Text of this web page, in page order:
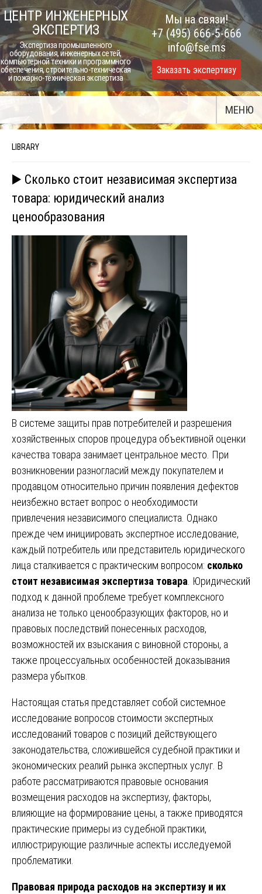
Skip
to
content
ЦЕНТР ИНЖЕНЕРНЫХ
ЭКСПЕРТИЗ
Экспертиза промышленного
оборудования, инженерных сетей,
компьютерной техники и программного
обеспечения, строительно-техническая
и пожарно-техническая экспертиза
Мы на связи!
+7 (495) 666-5-666
info@fse.ms
Заказать экспертизу
МЕНЮ
LIBRARY
▶️ Сколько стоит независимая экспертиза
товара: юридический анализ
ценообразования
В системе защиты прав потребителей и разрешения
хозяйственных споров процедура объективной оценки
качества товара занимает центральное место. При
возникновении разногласий между покупателем и
продавцом относительно причин появления дефектов
неизбежно встает вопрос о необходимости
привлечения независимого специалиста. Однако
прежде чем инициировать экспертное исследование,
каждый потребитель или представитель юридического
лица сталкивается с практическим вопросом: сколько
стоит независимая экспертиза товара . Юридический
подход к данной проблеме требует комплексного
анализа не только ценообразующих факторов, но и
правовых последствий понесенных расходов,
возможностей их взыскания с виновной стороны, а
также процессуальных особенностей доказывания
размера убытков.
Настоящая статья представляет собой системное
исследование вопросов стоимости экспертных
исследований товаров с позиций действующего
законодательства, сложившейся судебной практики и
экономических реалий рынка экспертных услуг. В
работе рассматриваются правовые основания
возмещения расходов на экспертизу, факторы,
влияющие на формирование цены, а также приводятся
практические примеры из судебной практики,
иллюстрирующие различные аспекты исследуемой
проблематики.
Правовая природа расходов на экспертизу и их